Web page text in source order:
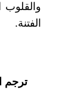
الفتنة.
ترجم